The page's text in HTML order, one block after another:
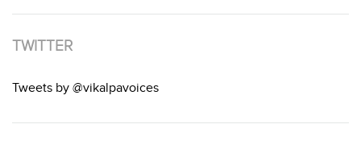
TWITTER
Tweets by @vikalpavoices